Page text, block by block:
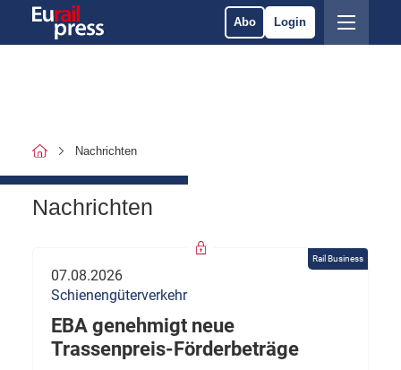
Abo Login
Nachrichten
Nachrichten
Rail Business
07.08.2026
Schienengüterverkehr
EBA genehmigt neue
Trassenpreis-Förderbeträge